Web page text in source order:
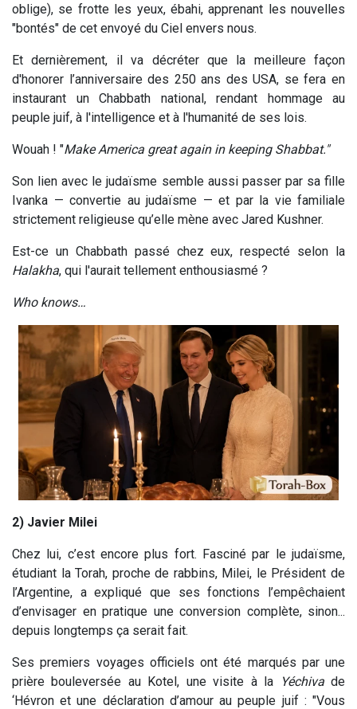
oblige), se frotte les yeux, ébahi, apprenant les nouvelles
"bontés" de cet envoyé du Ciel envers nous.
Et dernièrement, il va décréter que la meilleure façon
d'honorer l’anniversaire des 250 ans des USA, se fera en
instaurant un Chabbath national, rendant hommage au
peuple juif, à l'intelligence et à l'humanité de ses lois.
Wouah ! "Make America great again in keeping Shabbat."
Son lien avec le judaïsme semble aussi passer par sa fille
Ivanka — convertie au judaïsme — et par la vie familiale
strictement religieuse qu’elle mène avec Jared Kushner.
Est-ce un Chabbath passé chez eux, respecté selon la
Halakha, qui l'aurait tellement enthousiasmé ?
Who knows…
2) Javier Milei
Chez lui, c’est encore plus fort. Fasciné par le judaïsme,
étudiant la Torah, proche de rabbins, Milei, le Président de
l’Argentine, a expliqué que ses fonctions l’empêchaient
d’envisager en pratique une conversion complète, sinon...
depuis longtemps ça serait fait.
Ses premiers voyages officiels ont été marqués par une
prière bouleversée au Kotel, une visite à la
Yéchivade
‘Hévron et une déclaration d’amour au peuple juif : "Vous